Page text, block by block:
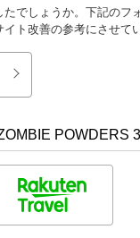
でしょうか。下記のフ
ト改善の参考にさせて
POWDERS